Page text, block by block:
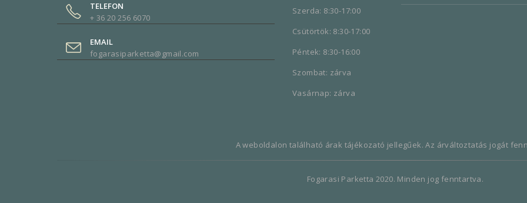
TELEFON
+ 36 20 256 6070
EMAIL
fogarasiparketta@gmail.com
Szerda: 8:30-17:00
Csütörtök: 8:30-17:00
Péntek: 8:30-16:00
Szombat: zárva
Vasárnap: zárva
A weboldalon található árak tájékozató jellegűek. Az árváltoztatás jogát
Fogarasi Parketta 2020. Minden jog fenntartva.